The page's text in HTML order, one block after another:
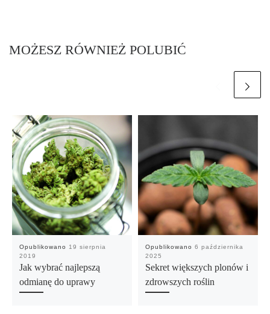
MOŻESZ RÓWNIEŻ POLUBIĆ
Opublikowano
19 sierpnia
2019
Jak wybrać najlepszą
odmianę do uprawy
Opublikowano 6 października
2025
Sekret większych plonów i
zdrowszych roślin